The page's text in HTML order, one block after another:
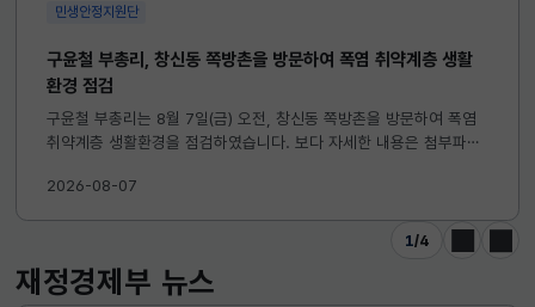
KOSDAQ
국고채(3년)
달러-원 1417.7000 6.1000(하락)
민생안정지원단
구윤철 부총리, 창신동 쪽방촌을 방문하여 폭염 취약계층 생활
환경 점검
구윤철 부총리는 8월 7일(금) 오전, 창신동 쪽방촌을 방문하여 폭염
취약계층 생활환경을 점검하였습니다. 보다 자세한 내용은 첨부파일
2026-08-07
1/4
이전 다음
재정경제부 뉴스